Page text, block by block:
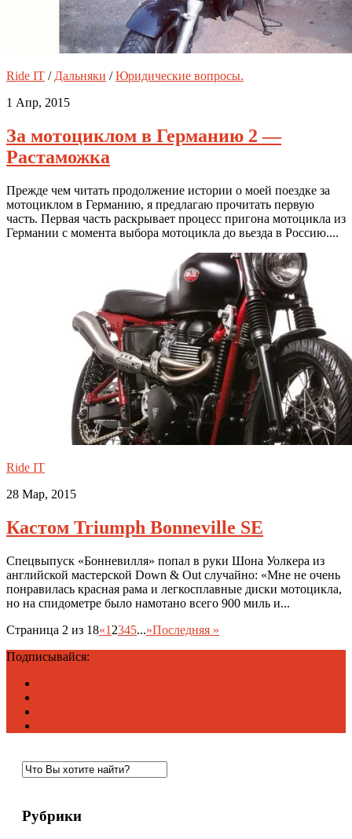
Ride IT / Дальняки /Юридические вопросы.
1 Апр, 2015
За мотоциклом в Германию 2 —
Растаможка
Прежде чем читать продолжение истории о моей поездке за
мотоциклом в Германию, я предлагаю прочитать первую
часть. Первая часть раскрывает процесс пригона мотоцикла из
Германии с момента выбора мотоцикла до вьезда в Россию....
Ride IT
28 Мар, 2015
Кастом Triumph Bonneville SE
Спецвыпуск «Бонневилля» попал в руки Шона Уолкера из
английской мастерской Down & Out случайно: «Мне не очень
понравилась красная рама и легкосплавные диски мотоцикла,
но на спидометре было намотано всего 900 миль и...
Страница 2 из 18«1 2345...»Последняя »
Подписывайся:
Рубрики